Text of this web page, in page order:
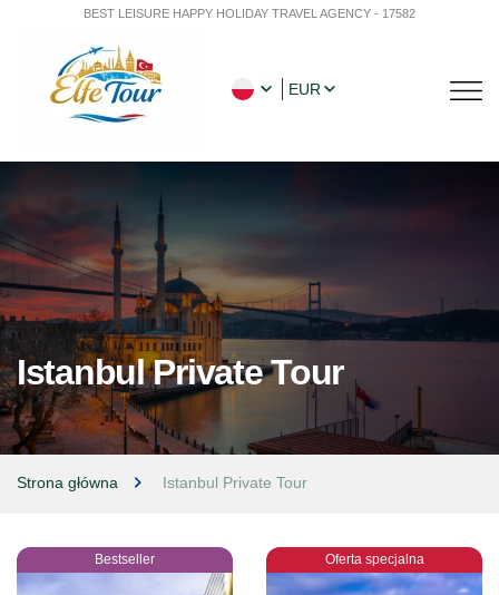
BEST LEISURE HAPPY HOLIDAY TRAVEL AGENCY - 17582
EUR
Istanbul Private Tour
Strona główna Istanbul Private Tour
Bestseller Oferta specjalna